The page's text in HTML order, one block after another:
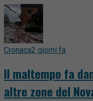
Cronaca2 giorni fa
Il maltempo fa
altre zone del